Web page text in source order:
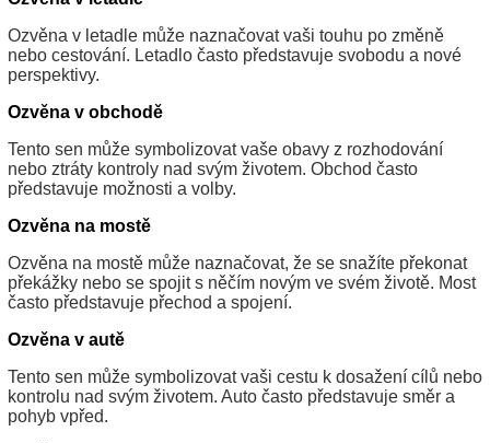
Ozvěna v letadle může naznačovat vaši touhu po změně
nebo cestování. Letadlo často představuje svobodu a nové
perspektivy.
Ozvěna v obchodě
Tento sen může symbolizovat vaše obavy z rozhodování
nebo ztráty kontroly nad svým životem. Obchod často
představuje možnosti a volby.
Ozvěna na mostě
Ozvěna na mostě může naznačovat, že se snažíte překonat
překážky nebo se spojit s něčím novým ve svém životě. Most
často představuje přechod a spojení.
Ozvěna v autě
Tento sen může symbolizovat vaši cestu k dosažení cílů nebo
kontrolu nad svým životem. Auto často představuje směr a
pohyb vpřed.